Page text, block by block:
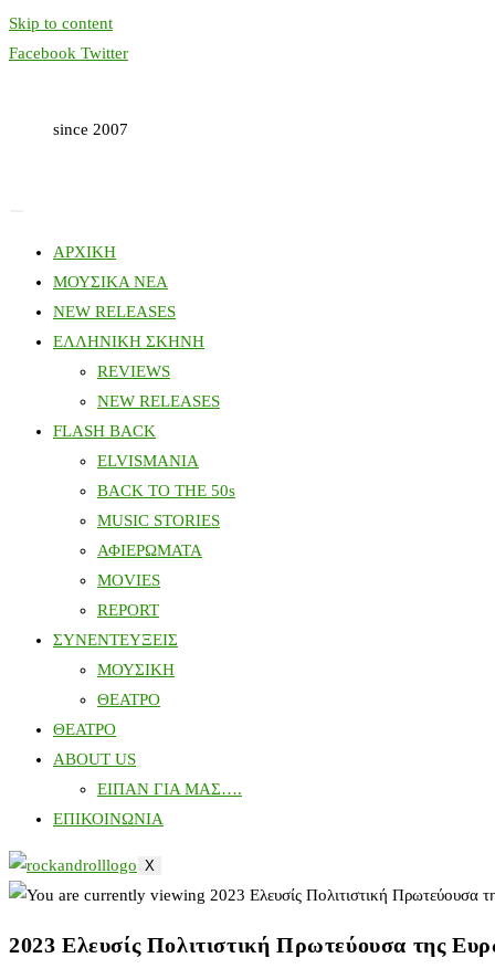
Skip to content
Facebook Twitter
since 2007
ΑΡΧΙΚΗ
ΜΟΥΣΙΚΑ ΝΕΑ
NEW RELEASES
ΕΛΛΗΝΙΚΗ ΣΚΗΝΗ
REVIEWS
NEW RELEASES
FLASH BACK
ELVISMANIA
BACK TO THE 50s
MUSIC STORIES
ΑΦΙΕΡΩΜΑΤΑ
MOVIES
REPORT
ΣΥΝΕΝΤΕΥΞΕΙΣ
ΜΟΥΣΙΚΗ
ΘΕΑΤΡΟ
ΘΕΑΤΡΟ
ABOUT US
ΕΙΠΑΝ ΓΙΑ ΜΑΣ….
ΕΠΙΚΟΙΝΩΝΙΑ
X
2023 Ελευσίς Πολιτιστική Πρωτεύουσα της